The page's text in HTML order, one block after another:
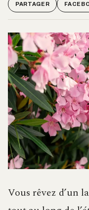
PARTAGER
Vous rêvez d’un